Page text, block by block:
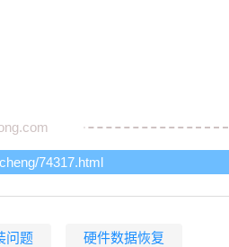
74317.html
问题 硬件数据恢复